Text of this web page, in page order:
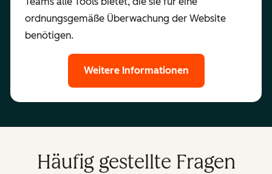
ordnungsgemäße Überwachung der Website
benötigen.
Weitere Informationen
Häufig gestellte Fragen